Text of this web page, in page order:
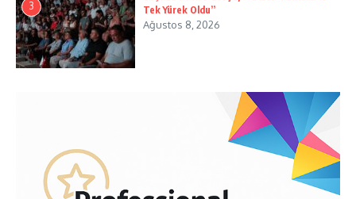
3
Tek Yürek Oldu”
Ağustos 8, 2026